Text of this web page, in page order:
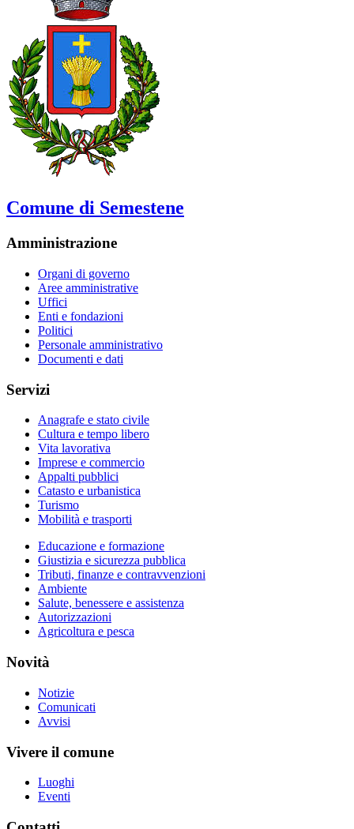
Comune di Semestene
Amministrazione
Organi di governo
Aree amministrative
Uffici
Enti e fondazioni
Politici
Personale amministrativo
Documenti e dati
Servizi
Anagrafe e stato civile
Cultura e tempo libero
Vita lavorativa
Imprese e commercio
Appalti pubblici
Catasto e urbanistica
Turismo
Mobilità e trasporti
Educazione e formazione
Giustizia e sicurezza pubblica
Tributi, finanze e contravvenzioni
Ambiente
Salute, benessere e assistenza
Autorizzazioni
Agricoltura e pesca
Novità
Notizie
Comunicati
Avvisi
Vivere il comune
Luoghi
Eventi